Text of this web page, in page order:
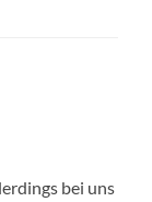
bei uns